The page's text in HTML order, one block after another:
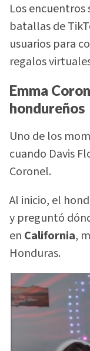
Los
batallas de
usuarios para
regalos
Emma
hondureños
Uno de los
cuando Davis
Coronel.
Al inicio, el
y preguntó
en California,
Honduras.